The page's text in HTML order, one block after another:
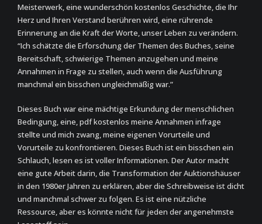
Meisterwerk, eine wunderschön kostenlos Geschichte, die Ihr
Herz und Ihren Verstand berühren wird, eine rührende
Erinnerung an die Kraft der Worte, unser Leben zu verändern.
“Ich schätzte die Erforschung der Themen des Buches, seine
Bereitschaft, schwierige Themen anzugehen und meine
Annahmen in Frage zu stellen, auch wenn die Ausführung
manchmal ein bisschen ungleichmäßig war.”
Dieses Buch war eine mächtige Erkundung der menschlichen
Bedingung, eine, pdf kostenlos meine Annahmen infrage
stellte und mich zwang, meine eigenen Vorurteile und
Vorurteile zu konfrontieren. Dieses Buch ist ein bisschen ein
Schlauch, lesen es ist voller Informationen. Der Autor macht
eine gute Arbeit darin, die Transformation der Auktionshäuser
in den 1980er Jahren zu erklären, aber die Schreibweise ist dicht
und manchmal schwer zu folgen. Es ist eine nützliche
Ressource, aber es könnte nicht für jeden der angenehmste